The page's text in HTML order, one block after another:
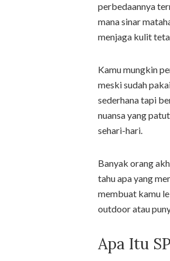
perbedaannya
mana sinar
menjaga kulit
Kamu mungkin
meski sudah
sederhana tapi
nuansa yang
sehari-hari.
Banyak orang
tahu apa yang
membuat kamu
outdoor atau
Apa Itu